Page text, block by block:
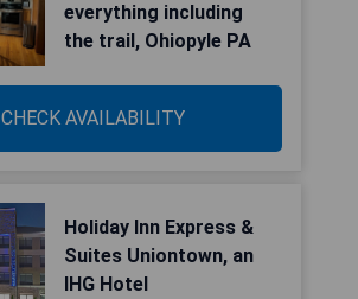
everything including
the trail, Ohiopyle PA
CHECK AVAILABILITY
Holiday Inn Express &
Suites Uniontown, an
IHG Hotel